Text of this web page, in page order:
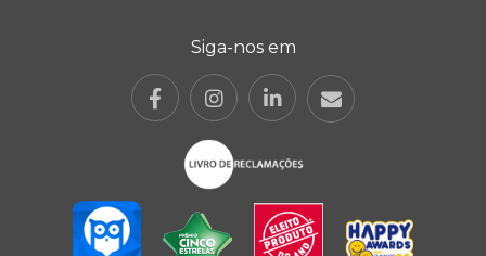
Siga-nos em